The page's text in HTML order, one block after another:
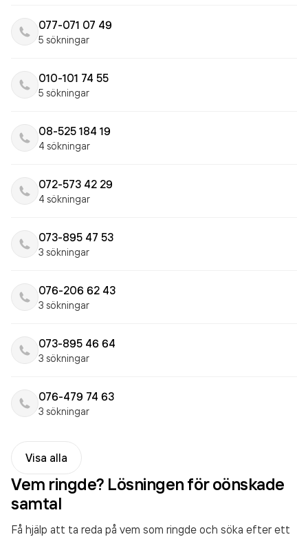
077-071 07 49
5 sökningar
010-101 74 55
5 sökningar
08-525 184 19
4 sökningar
072-573 42 29
4 sökningar
073-895 47 53
3 sökningar
076-206 62 43
3 sökningar
073-895 46 64
3 sökningar
076-479 74 63
3 sökningar
Visa alla
Vem ringde? Lösningen för oönskade
samtal
Få hjälp att ta reda på vem som ringde och söka efter ett